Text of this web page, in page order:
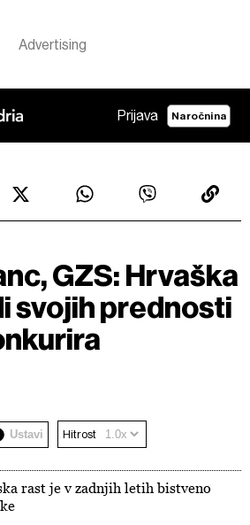
Prijava Naročnina
GZS: Hrvaška
svojih prednosti
Ustavi Hitrost
rast je v zadnjih letih bistveno